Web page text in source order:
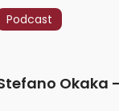
Podcast
Okaka